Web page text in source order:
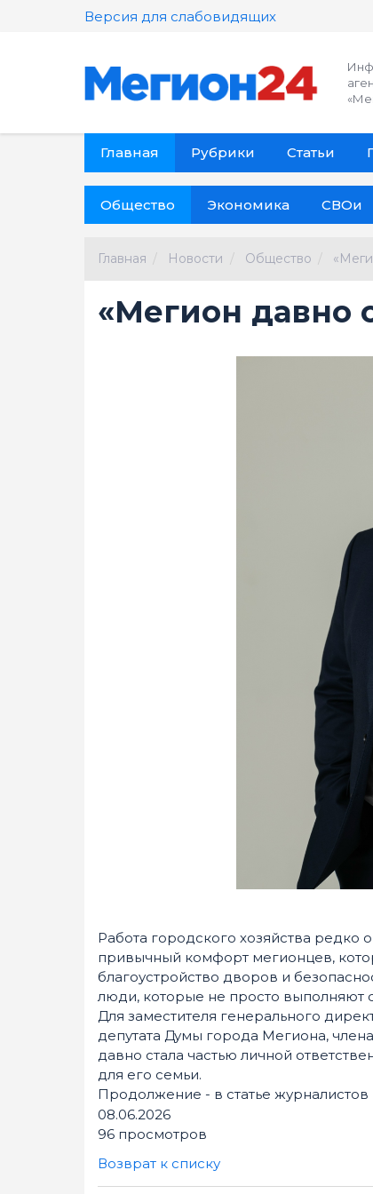
Версия для слабовидящих
Главная Рубрики Статьи
Общество Экономика СВОи
Главная Новости Общество
«Мегион давно
Работа городского хозяйства редко
привычный комфорт мегионцев,
благоустройство дворов и
люди, которые не просто выполняют
Для заместителя генерального
депутата Думы города Мегиона,
давно стала частью личной
для его семьи.
Продолжение - в статье
08.06.2026
96 просмотров
Возврат к списку